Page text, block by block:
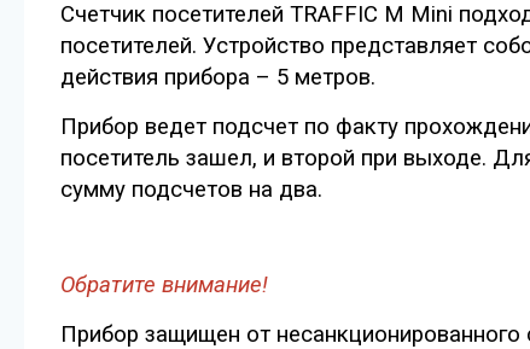
Счетчик посетителей TRAFFIC M Mini
посетителей. Устройство представляет
действия прибора – 5 метров.
Прибор ведет подсчет по факту
посетитель зашел, и второй при выходе.
сумму подсчетов на два.
Обратите внимание!
Прибор защищен от